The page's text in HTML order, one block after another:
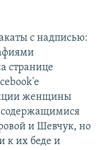
с надписью:
странице
женщины
содержащимися
и Шевчук, но
к их беде и